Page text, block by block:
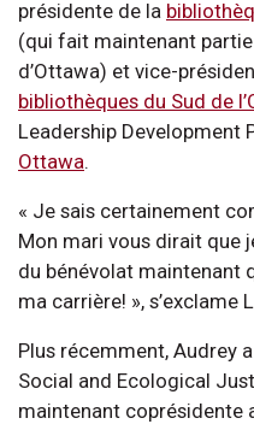
présidente de la
(qui fait maintenant
d’Ottawa) et vice-
bibliothèques du Sud de
Leadership Development
Ottawa.
« Je sais certainement
Mon mari vous dirait que
du bénévolat maintenant
ma carrière! », s’exclame
Plus récemment, Audrey
Social and Ecological
maintenant coprésidente